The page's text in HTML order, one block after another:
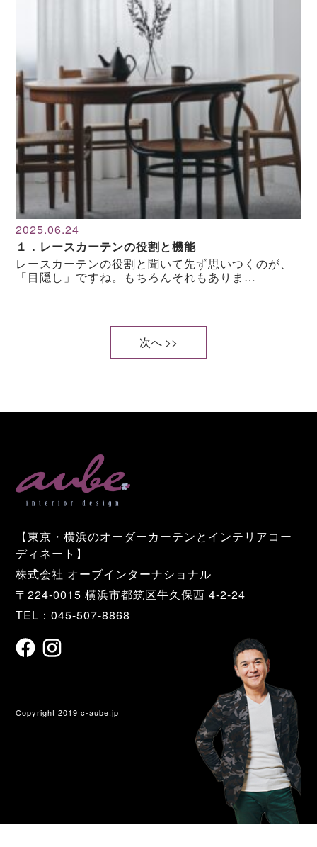
2025.06.24
１．レースカーテンの役割と機能
レースカーテンの役割と聞いて先ず思いつくのが、
「目隠し」ですね。もちろんそれもありま…
次へ >>
【東京・横浜のオーダーカーテンとインテリアコー
ディネート】
株式会社 オーブインターナショナル
〒224-0015 横浜市都筑区牛久保西 4-2-24
TEL：045-507-8868
Copyright 2019 c-aube.jp